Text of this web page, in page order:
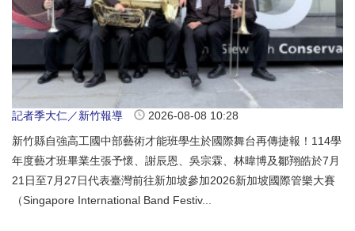
記者季大仁／新竹報導
2026-08-08 10:28
新竹縣自強高工國中部藝術才能班學生於國際舞台再傳捷報！114學
年度藝才班畢業生張予懷、謝辰恩、吳宗霖、林暐博及鄒翔皓於7月
21日至7月27日代表臺灣前往新加坡參加2026新加坡國際管樂大賽
（Singapore International Band Festiv...